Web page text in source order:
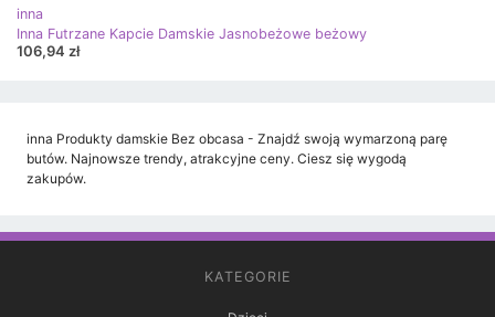
inna
Inna Futrzane Kapcie Damskie Jasnobeżowe beżowy
106,94 zł
inna Produkty damskie Bez obcasa - Znajdź swoją wymarzoną parę
butów. Najnowsze trendy, atrakcyjne ceny. Ciesz się wygodą
zakupów.
KATEGORIE